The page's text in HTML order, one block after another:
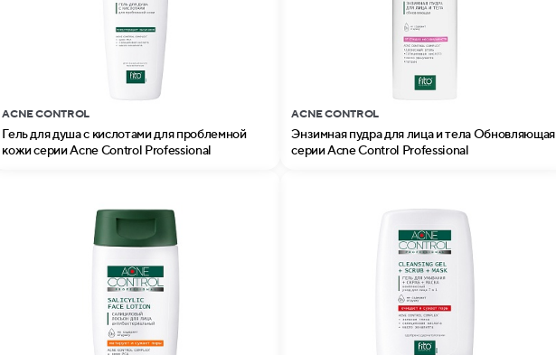
ACNE CONTROL
Гель для душа с кислотами для проблемной
кожи серии Acne Control Professional
ACNE CONTROL
Энзимная пудра для лица и тела Обновляющая
серии Acne Control Professional